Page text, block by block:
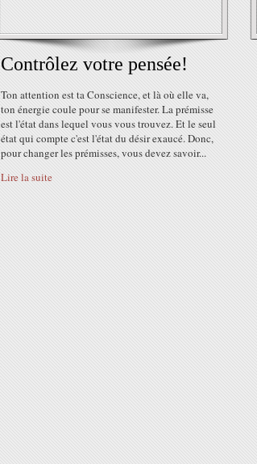
Contrôlez votre pensée!
Ton attention est ta Conscience, et là où elle va,
ton énergie coule pour se manifester. La prémisse
est l'état dans lequel vous vous trouvez. Et le seul
état qui compte c'est l'état du désir exaucé. Donc,
pour changer les prémisses, vous devez savoir...
Lire la suite